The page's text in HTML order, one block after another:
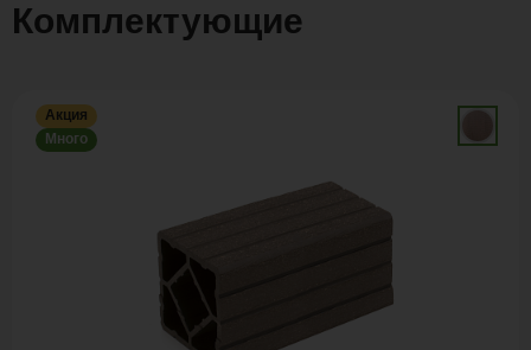
Комплектующие
Акция
Много